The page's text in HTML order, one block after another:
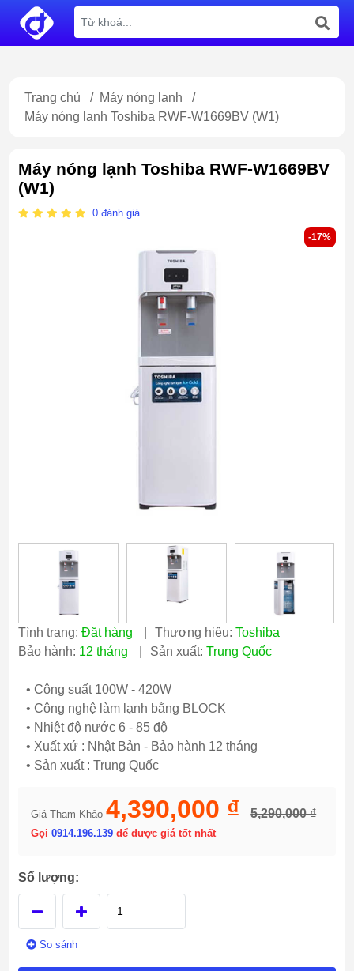
Trang chủ / Máy nóng lạnh
/
Máy nóng lạnh Toshiba RWF-W1669BV (W1)
Máy nóng lạnh Toshiba RWF-W1669BV
(W1)
0đánh giá
-17%
Tình trạng:Đặt hàng Thương hiệu:Toshiba
Bảo hành: 12 tháng Sản xuất:Trung Quốc
• Công suất 100W - 420W
• Công nghệ làm lạnh bằng BLOCK
• Nhiệt độ nước 6 - 85 độ
• Xuất xứ : Nhật Bản - Bảo hành 12 tháng
• Sản xuất : Trung Quốc
Giá Tham Khảo 4,390,000 ₫ 5,290,000 ₫
Gọi0914.196.139để được giá tốt nhất
Số lượng:
So sánh